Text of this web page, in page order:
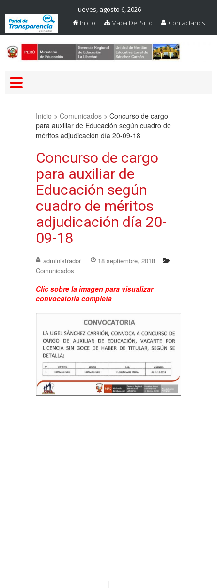
jueves, agosto 6, 2026
Inicio
Mapa Del Sitio Contactanos
Inicio >Comunicados >Concurso de cargo
para auxiliar de Educación según cuadro de
méritos adjudicación día 20-09-18
Concurso de cargo
para auxiliar de
Educación según
cuadro de méritos
adjudicación día 20-
09-18
administrador
18 septiembre, 2018
Comunicados
Clic sobre la imagen para visualizar
convocatoria completa